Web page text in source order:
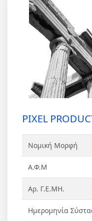
PIXEL
Νομική Μορφή
Α.Φ.Μ
Αρ. Γ.Ε.ΜΗ.
Ημερομηνία